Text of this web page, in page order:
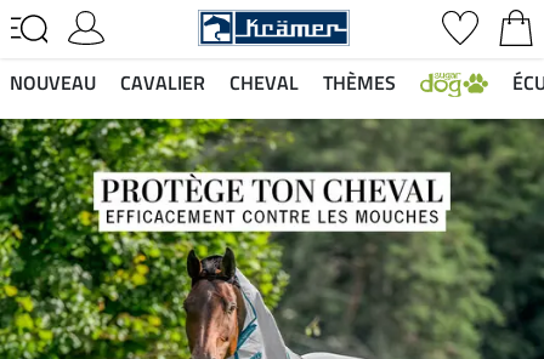
NOUVEAU CAVALIER CHEVAL THÈMES